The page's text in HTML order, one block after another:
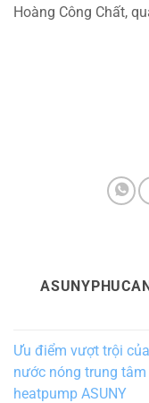
Hoàng Công Chất,
ASUNYPHUCAN
Ưu điểm vượt trội
nước nóng trung tâm
heatpump ASUNY